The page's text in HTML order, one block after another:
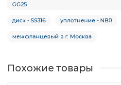
GG25
диск - SS316 уплотнение - NBR
межфланцевый в г. Москва
Похожие товары